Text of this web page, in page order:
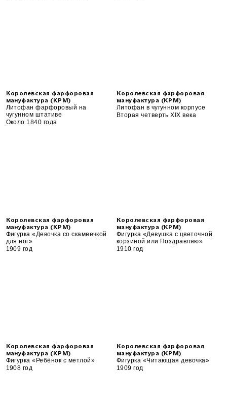
Королевская фарфоровая
мануфактура (KPM)
Литофан фарфоровый на
чугунном штативе
Около 1840 года
Королевская фарфоровая
мануфактура (KPM)
Литофан в чугунном корпусе
Вторая четверть XIX века
Королевская фарфоровая
мануфактура (KPM)
Фигурка «Девочка со скамеечкой
для ног»
1909 год
Королевская фарфоровая
мануфактура (KPM)
Фигурка «Девушка с цветочной
корзиной или Поздравляю»
1910 год
Королевская фарфоровая
мануфактура (KPM)
Фигурка «Ребёнок с метлой»
1908 год
Королевская фарфоровая
мануфактура (KPM)
Фигурка «Читающая девочка»
1909 год